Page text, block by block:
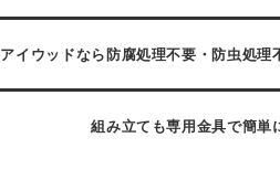
アイウッドなら防腐処理不要・防虫処理
組み立ても専用金具で簡単